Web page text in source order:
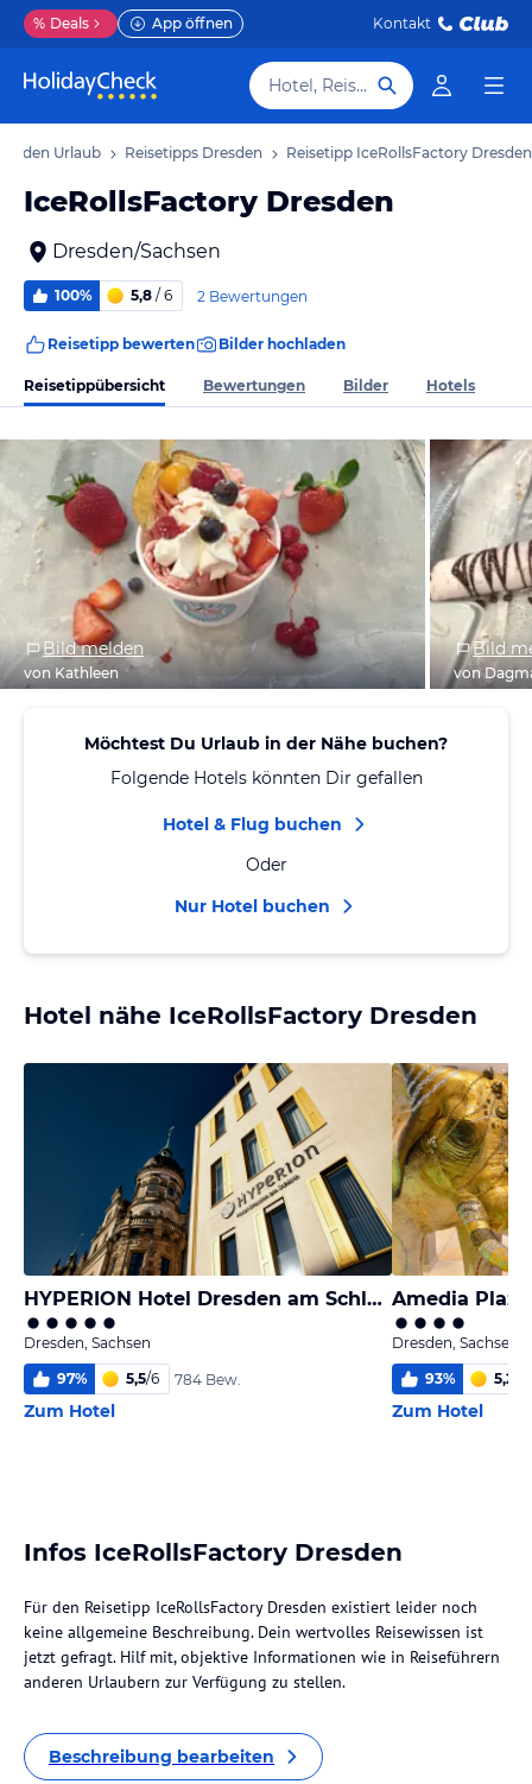
% Deals App öffnen Kontakt
Hotel, Reiseziel
Urlaub Reisetipps Dresden Reisetipp IceRollsFactory Dresden
IceRollsFactory Dresden
Dresden/Sachsen
100% 5,8 / 6 2 Bewertungen
Reisetipp bewerten Bilder hochladen
Reisetippübersicht Bewertungen Bilder Hotels
Bild melden
von Kathleen
Bild
von
Möchtest Du Urlaub in der Nähe buchen?
Folgende Hotels könnten Dir gefallen
Hotel & Flug buchen
Oder
Nur Hotel buchen
Hotel nähe IceRollsFactory Dresden
HYPERION Hotel Dresden am Schloss
Dresden, Sachsen
97% 5,5/6 784 Bew.
Zum Hotel
Dresden, Sachsen
93% 5,2
Zum Hotel
Infos IceRollsFactory Dresden
Für den Reisetipp IceRollsFactory Dresden existiert leider noch
keine allgemeine Beschreibung. Dein wertvolles Reisewissen ist
jetzt gefragt. Hilf mit, objektive Informationen wie in Reiseführern
anderen Urlaubern zur Verfügung zu stellen.
Beschreibung bearbeiten